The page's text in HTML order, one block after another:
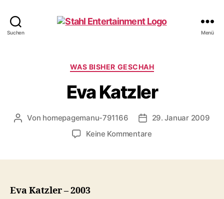
Suchen Menü
Kategorien
WAS BISHER GESCHAH
Eva Katzler
Beitragsautor
Von homepagemanu-791166
29. Januar 2009
Keine Kommentarezu
Eva Katzler – 2003